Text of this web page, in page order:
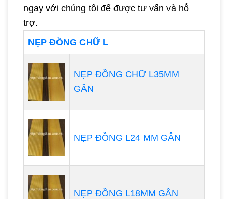
ngay với chúng tôi để được tư vấn và hỗ
trợ.
NẸP ĐỒNG CHỮ L
NẸP ĐỒNG CHỮ L35MM
GÂN
NẸP ĐỒNG L24 MM GÂN
NẸP ĐỒNG L18MM GÂN